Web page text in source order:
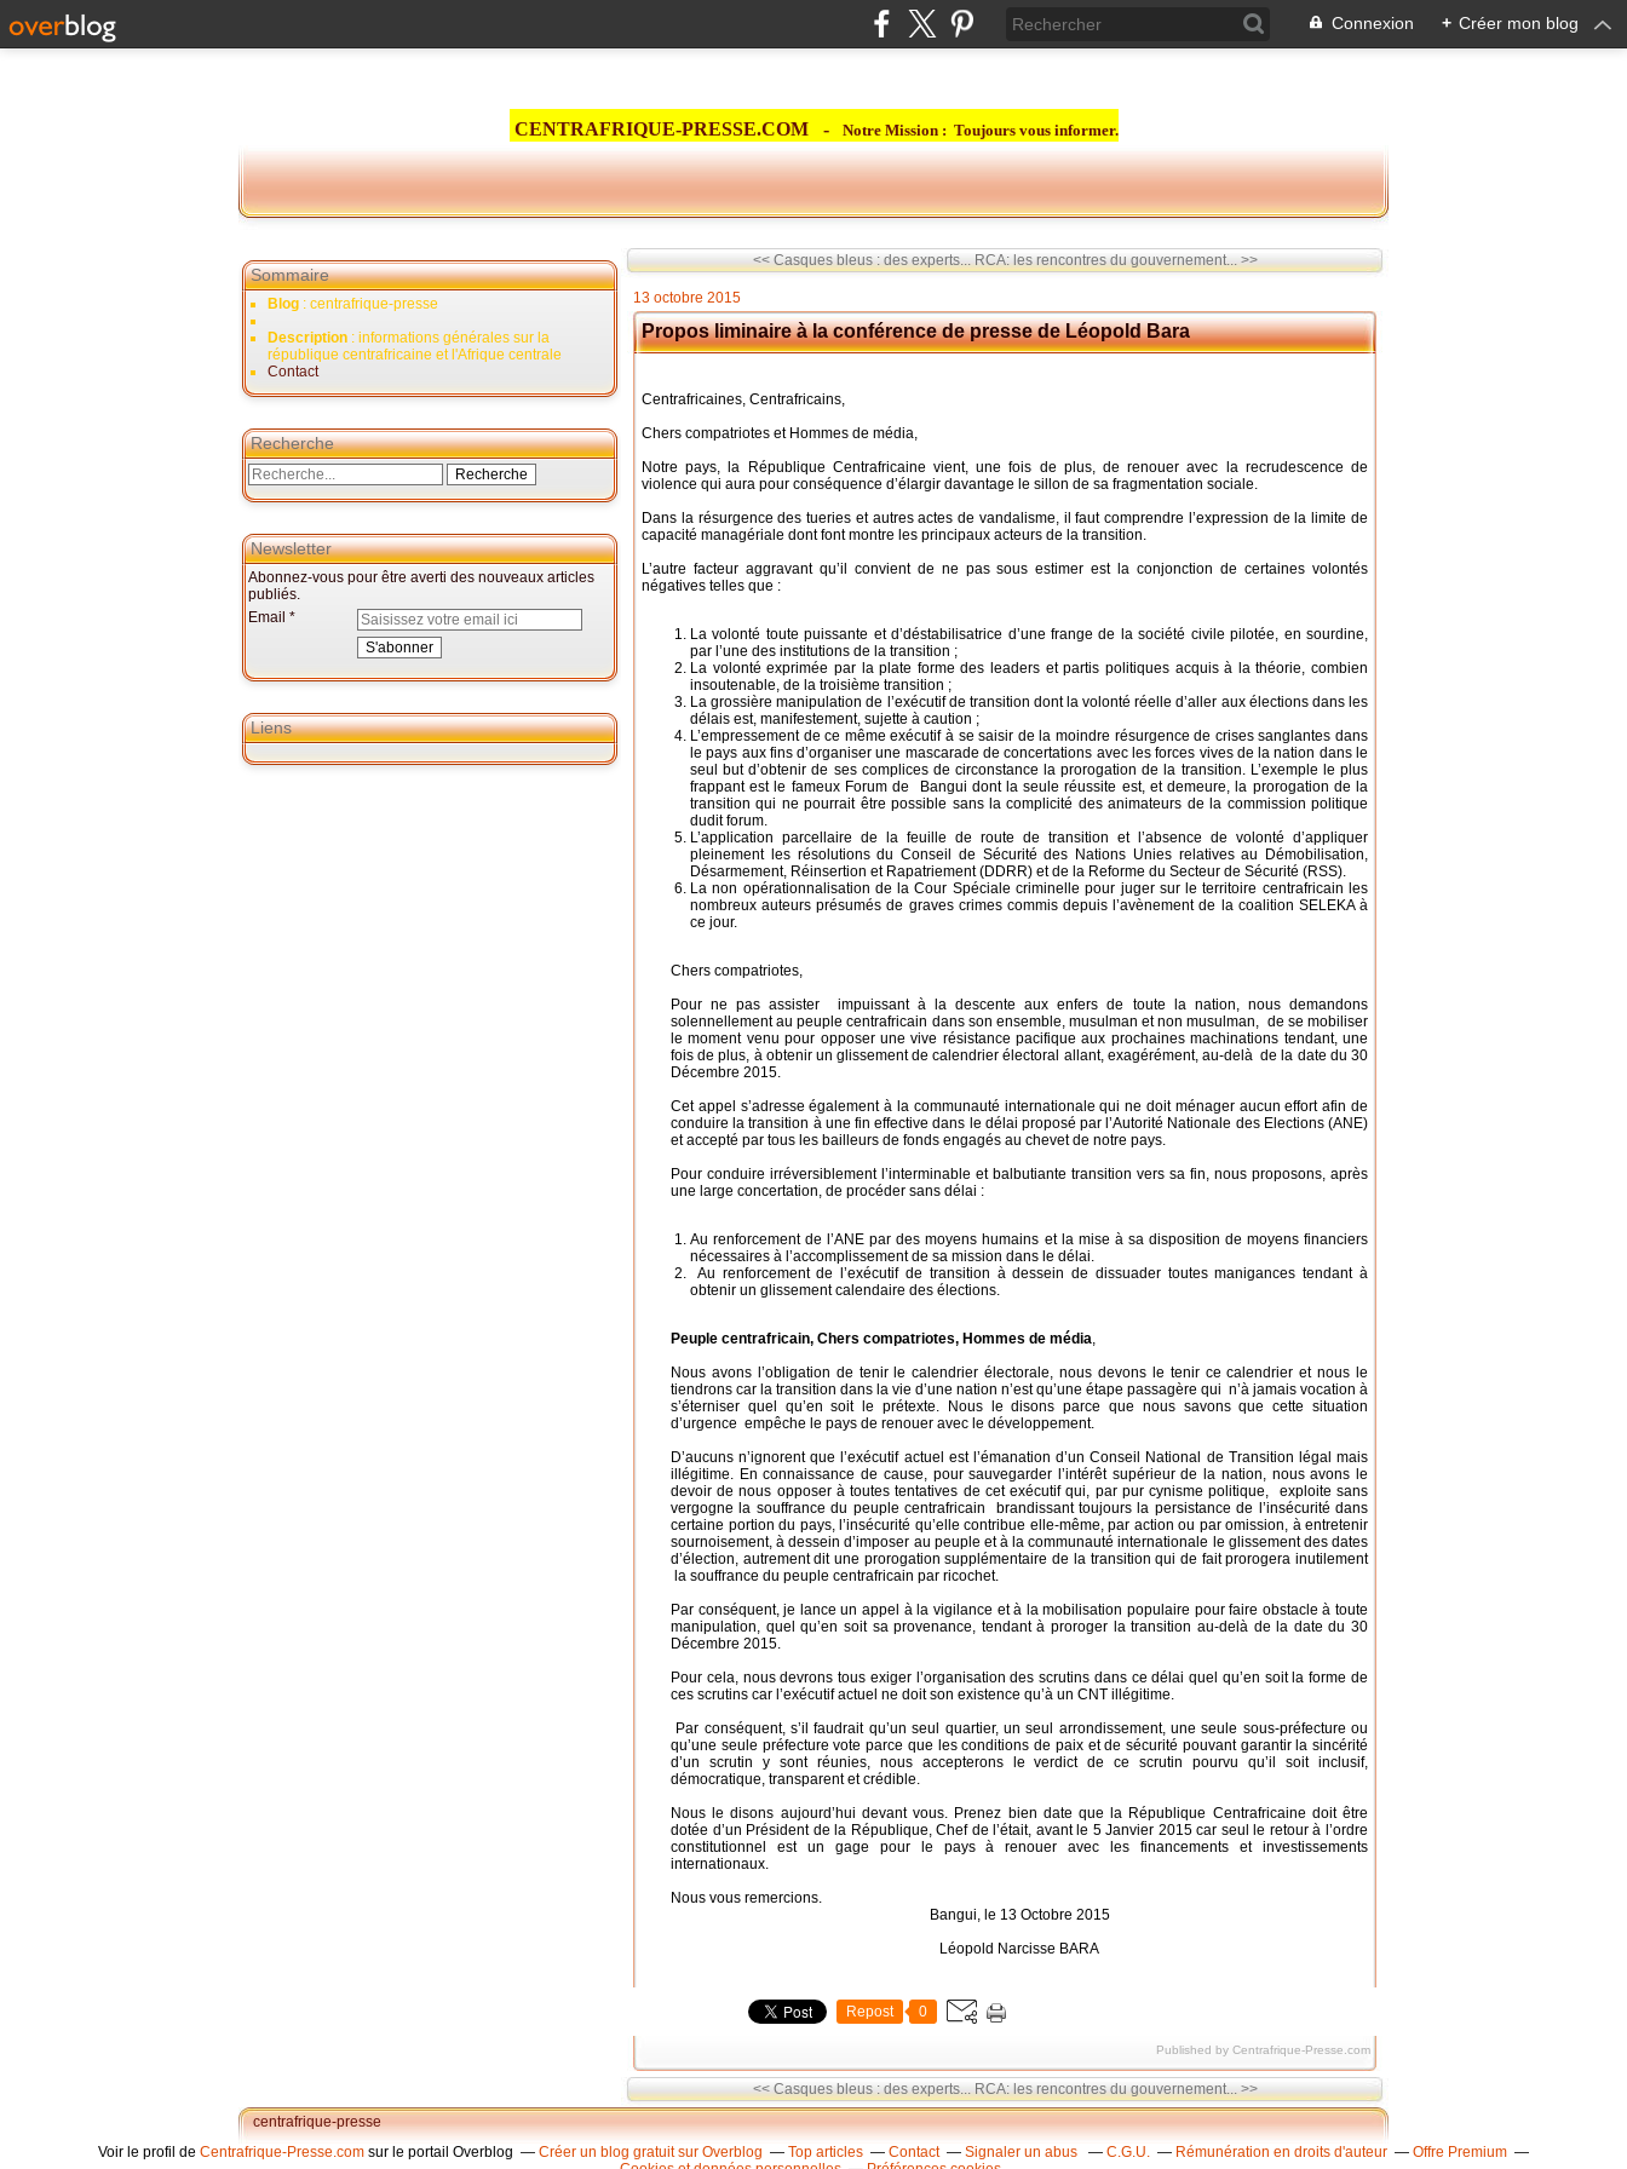
Connexion + Créer mon blog
CENTRAFRIQUE-PRESSE.COM - Notre Mission : Toujours vous informer.
Sommaire
Blog : centrafrique-presse
Description : informations générales sur la
république centrafricaine et l'Afrique centrale
Contact
Recherche
Newsletter
Abonnez-vous pour être averti des nouveaux articles
publiés.
Email
Liens
<< Casques bleus : des experts... RCA: les rencontres du gouvernement... >>
13 octobre 2015
Propos liminaire à la conférence de presse de Léopold Bara
Centrafricaines, Centrafricains,
Chers compatriotes et Hommes de média,
Notre pays, la République Centrafricaine vient, une fois de plus, de renouer avec la recrudescence de
violence qui aura pour conséquence d’élargir davantage le sillon de sa fragmentation sociale.
Dans la résurgence des tueries et autres actes de vandalisme, il faut comprendre l’expression de la limite de
capacité managériale dont font montre les principaux acteurs de la transition.
L’autre facteur aggravant qu’il convient de ne pas sous estimer est la conjonction de certaines volontés
négatives telles que :
La volonté toute puissante et d’déstabilisatrice d’une frange de la société civile pilotée, en sourdine,
par l’une des institutions de la transition ;
La volonté exprimée par la plate forme des leaders et partis politiques acquis à la théorie, combien
insoutenable, de la troisième transition ;
La grossière manipulation de l’exécutif de transition dont la volonté réelle d’aller aux élections dans les
délais est, manifestement, sujette à caution ;
L’empressement de ce même exécutif à se saisir de la moindre résurgence de crises sanglantes dans
le pays aux fins d’organiser une mascarade de concertations avec les forces vives de la nation dans le
seul but d’obtenir de ses complices de circonstance la prorogation de la transition. L’exemple le plus
frappant est le fameux Forum de Bangui dont la seule réussite est, et demeure, la prorogation de la
transition qui ne pourrait être possible sans la complicité des animateurs de la commission politique
dudit forum.
L’application parcellaire de la feuille de route de transition et l’absence de volonté d’appliquer
pleinement les résolutions du Conseil de Sécurité des Nations Unies relatives au Démobilisation,
Désarmement, Réinsertion et Rapatriement (DDRR) et de la Reforme du Secteur de Sécurité (RSS).
La non opérationnalisation de la Cour Spéciale criminelle pour juger sur le territoire centrafricain les
nombreux auteurs présumés de graves crimes commis depuis l’avènement de la coalition SELEKA à
ce jour.
Chers compatriotes,
Pour ne pas assister impuissant à la descente aux enfers de toute la nation, nous demandons
solennellement au peuple centrafricain dans son ensemble, musulman et non musulman, de se mobiliser
le moment venu pour opposer une vive résistance pacifique aux prochaines machinations tendant, une
fois de plus, à obtenir un glissement de calendrier électoral allant, exagérément, au-delà de la date du 30
Décembre 2015.
Cet appel s’adresse également à la communauté internationale qui ne doit ménager aucun effort afin de
conduire la transition à une fin effective dans le délai proposé par l’Autorité Nationale des Elections (ANE)
et accepté par tous les bailleurs de fonds engagés au chevet de notre pays.
Pour conduire irréversiblement l’interminable et balbutiante transition vers sa fin, nous proposons, après
une large concertation, de procéder sans délai :
Au renforcement de l’ANE par des moyens humains et la mise à sa disposition de moyens financiers
nécessaires à l’accomplissement de sa mission dans le délai.
Au renforcement de l’exécutif de transition à dessein de dissuader toutes manigances tendant à
obtenir un glissement calendaire des élections.
Peuple centrafricain, Chers compatriotes, Hommes de média,
Nous avons l’obligation de tenir le calendrier électorale, nous devons le tenir ce calendrier et nous le
tiendrons car la transition dans la vie d’une nation n’est qu’une étape passagère qui n’à jamais vocation à
s’éterniser quel qu’en soit le prétexte. Nous le disons parce que nous savons que cette situation
d’urgence empêche le pays de renouer avec le développement.
D’aucuns n’ignorent que l’exécutif actuel est l’émanation d’un Conseil National de Transition légal mais
illégitime. En connaissance de cause, pour sauvegarder l’intérêt supérieur de la nation, nous avons le
devoir de nous opposer à toutes tentatives de cet exécutif qui, par pur cynisme politique, exploite sans
vergogne la souffrance du peuple centrafricain brandissant toujours la persistance de l’insécurité dans
certaine portion du pays, l’insécurité qu’elle contribue elle-même, par action ou par omission, à entretenir
sournoisement, à dessein d’imposer au peuple et à la communauté internationale le glissement des dates
d’élection, autrement dit une prorogation supplémentaire de la transition qui de fait prorogera inutilement
la souffrance du peuple centrafricain par ricochet.
Par conséquent, je lance un appel à la vigilance et à la mobilisation populaire pour faire obstacle à toute
manipulation, quel qu’en soit sa provenance, tendant à proroger la transition au-delà de la date du 30
Décembre 2015.
Pour cela, nous devrons tous exiger l’organisation des scrutins dans ce délai quel qu’en soit la forme de
ces scrutins car l’exécutif actuel ne doit son existence qu’à un CNT illégitime.
Par conséquent, s’il faudrait qu’un seul quartier, un seul arrondissement, une seule sous-préfecture ou
qu’une seule préfecture vote parce que les conditions de paix et de sécurité pouvant garantir la sincérité
d’un scrutin y sont réunies, nous accepterons le verdict de ce scrutin pourvu qu’il soit inclusif,
démocratique, transparent et crédible.
Nous le disons aujourd’hui devant vous. Prenez bien date que la République Centrafricaine doit être
dotée d’un Président de la République, Chef de l’était, avant le 5 Janvier 2015 car seul le retour à l’ordre
constitutionnel est un gage pour le pays à renouer avec les financements et investissements
internationaux.
Nous vous remercions.
Bangui, le 13 Octobre 2015
Léopold Narcisse BARA
Repost 0
Published by Centrafrique-Presse.com
<< Casques bleus : des experts... RCA: les rencontres du gouvernement... >>
centrafrique-presse
Voir le profil de Centrafrique-Presse.com sur le portail Overblog Créer un blog gratuit sur Overblog Top articles Contact Signaler un abus C.G.U. Rémunération en droits d'auteur
Offre Premium